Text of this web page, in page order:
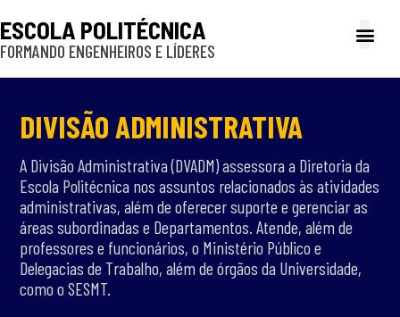
ESCOLA POLITÉCNICA
FORMANDO ENGENHEIROS E LÍDERES
DIVISÃO ADMINISTRATIVA
A Divisão Administrativa (DVADM) assessora a Diretoria da
Escola Politécnica nos assuntos relacionados às atividades
administrativas, além de oferecer suporte e gerenciar as
áreas subordinadas e Departamentos. Atende, além de
professores e funcionários, o Ministério Público e
Delegacias de Trabalho, além de órgãos da Universidade,
como o SESMT.